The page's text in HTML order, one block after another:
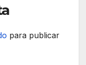
para publicar